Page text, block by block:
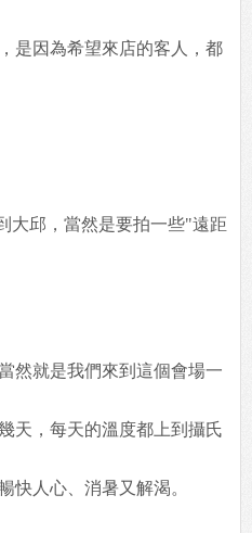
是因為希望來店的客人，都
大邱，當然是要拍一些"遠距
然就是我們來到這個會場一
天，每天的溫度都上到攝氏
快人心、消暑又解渴。